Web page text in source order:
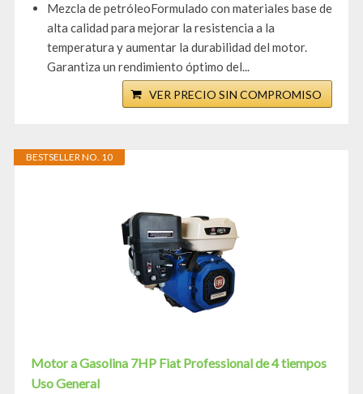
Mezcla de petróleoFormulado con materiales base de
alta calidad para mejorar la resistencia a la
temperatura y aumentar la durabilidad del motor.
Garantiza un rendimiento óptimo del...
VER PRECIO SIN COMPROMISO
BESTSELLER NO. 10
Motor a Gasolina 7HP Fiat Professional de 4 tiempos
Uso General